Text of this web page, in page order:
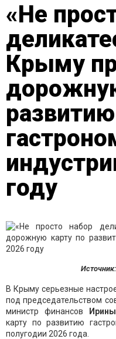
«Не
Крыму
развитию
году
В Крыму серьезные
под председательством
министр финансов
карту по развитию
полугодии 2026 года.